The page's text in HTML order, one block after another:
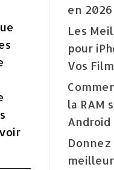
en 2026
Les
pour
Vos
la RAM
Android